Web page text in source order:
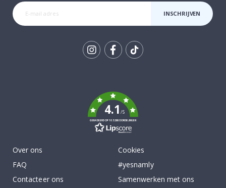
INSCHRIJVEN
4.1/5
GEBASEERD OP 1032 BEOORDELINGEN
Over ons
FAQ
Contacteer ons
Cookies
#yesnamly
Samenwerken met ons